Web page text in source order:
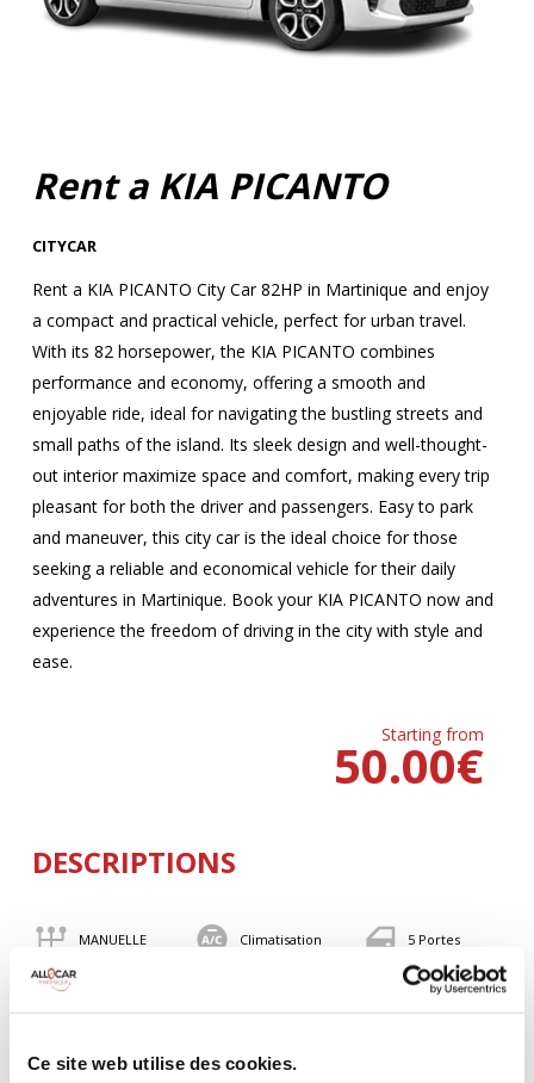
Ce site web utilise des cookies.
Rent a KIA PICANTO
CITYCAR
Rent a KIA PICANTO City Car 82HP in Martinique and enjoy
a compact and practical vehicle, perfect for urban travel.
With its 82 horsepower, the KIA PICANTO combines
performance and economy, offering a smooth and
enjoyable ride, ideal for navigating the bustling streets and
small paths of the island. Its sleek design and well-thought-
out interior maximize space and comfort, making every trip
pleasant for both the driver and passengers. Easy to park
and maneuver, this city car is the ideal choice for those
seeking a reliable and economical vehicle for their daily
adventures in Martinique. Book your KIA PICANTO now and
experience the freedom of driving in the city with style and
ease.
Starting from
€
50.00
DESCRIPTIONS
MANUELLE Climatisation 5 Portes
BLUETOOTH 82 CV